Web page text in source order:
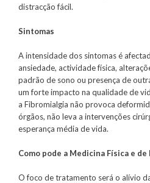
distracção fácil.
Sintomas
A intensidade dos sintomas é
ansiedade, actividade física,
padrão de sono ou presença de
um forte impacto na qualidade de
a Fibromialgia não provoca
órgãos, não leva a intervenções
esperança média de vida.
Como pode a Medicina Física e
O foco de tratamento será o alívio